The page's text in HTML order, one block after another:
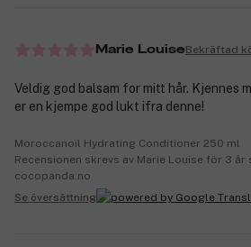
Marie LouiseBekräftad
Veldig god balsam for mitt hår. Kjennes
er en kjempe god lukt ifra denne!
Moroccanoil Hydrating Conditioner 250 ml
Recensionen skrevs av Marie Louise för 3 år
cocopanda.no
Se översättning